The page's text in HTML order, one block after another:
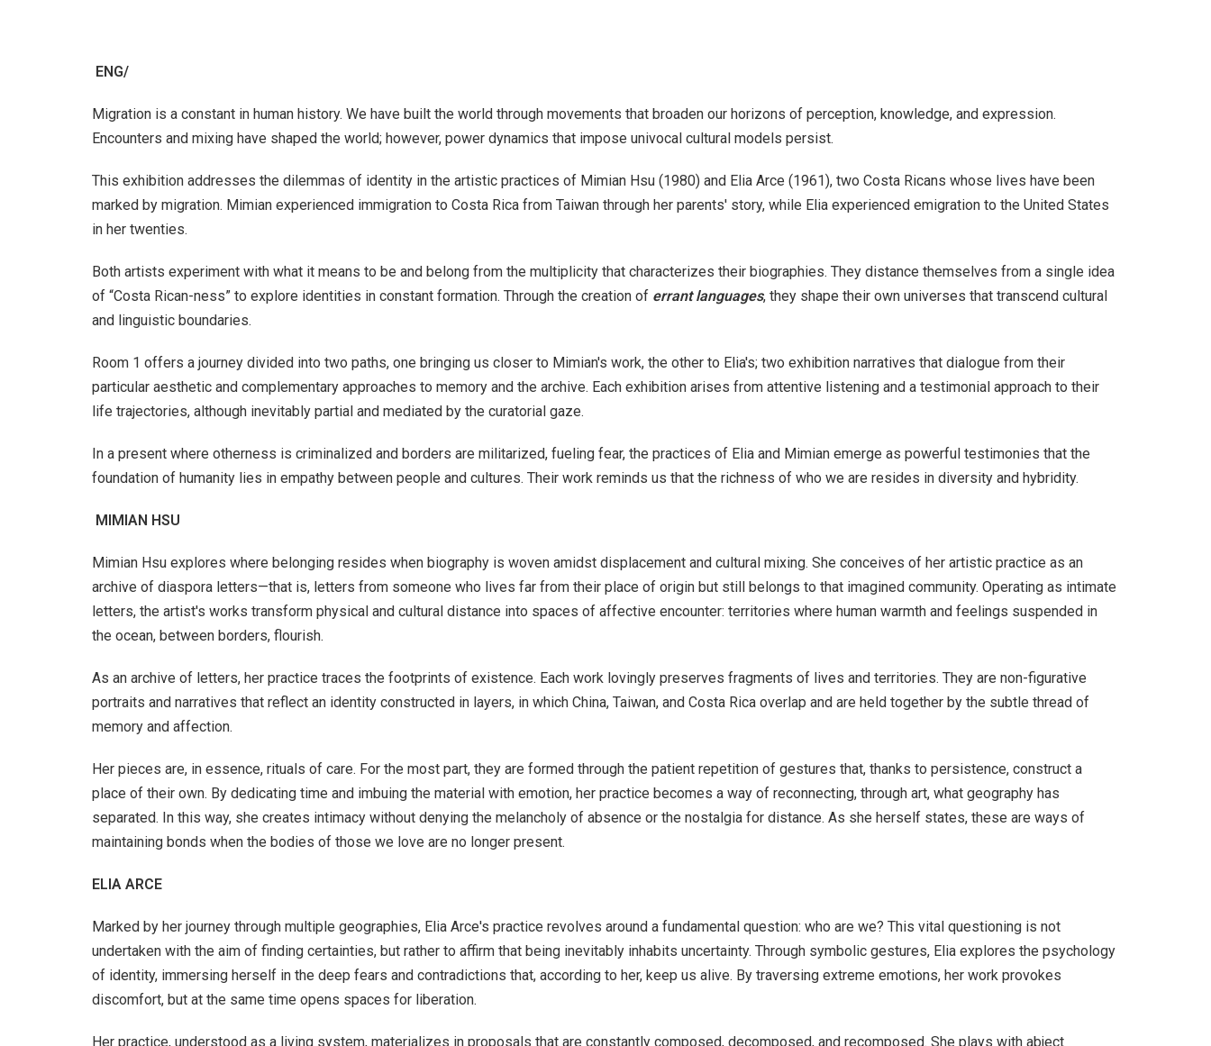
ENG/
Migration is a constant in human history. We have built the world through movements that broaden our horizons of perception, knowledge, and expression.
Encounters and mixing have shaped the world; however, power dynamics that impose univocal cultural models persist.
This exhibition addresses the dilemmas of identity in the artistic practices of Mimian Hsu (1980) and Elia Arce (1961), two Costa Ricans whose lives have been
marked by migration. Mimian experienced immigration to Costa Rica from Taiwan through her parents' story, while Elia experienced emigration to the United States
in her twenties.
Both artists experiment with what it means to be and belong from the multiplicity that characterizes their biographies. They distance themselves from a single idea
of “Costa Rican-ness” to explore identities in constant formation. Through the creation of errant languages, they shape their own universes that transcend cultural
and linguistic boundaries.
Room 1 offers a journey divided into two paths, one bringing us closer to Mimian's work, the other to Elia's; two exhibition narratives that dialogue from their
particular aesthetic and complementary approaches to memory and the archive. Each exhibition arises from attentive listening and a testimonial approach to their
life trajectories, although inevitably partial and mediated by the curatorial gaze.
In a present where otherness is criminalized and borders are militarized, fueling fear, the practices of Elia and Mimian emerge as powerful testimonies that the
foundation of humanity lies in empathy between people and cultures. Their work reminds us that the richness of who we are resides in diversity and hybridity.
MIMIAN HSU
Mimian Hsu explores where belonging resides when biography is woven amidst displacement and cultural mixing. She conceives of her artistic practice as an
archive of diaspora letters—that is, letters from someone who lives far from their place of origin but still belongs to that imagined community. Operating as intimate
letters, the artist's works transform physical and cultural distance into spaces of affective encounter: territories where human warmth and feelings suspended in
the ocean, between borders, flourish.
As an archive of letters, her practice traces the footprints of existence. Each work lovingly preserves fragments of lives and territories. They are non-figurative
portraits and narratives that reflect an identity constructed in layers, in which China, Taiwan, and Costa Rica overlap and are held together by the subtle thread of
memory and affection.
Her pieces are, in essence, rituals of care. For the most part, they are formed through the patient repetition of gestures that, thanks to persistence, construct a
place of their own. By dedicating time and imbuing the material with emotion, her practice becomes a way of reconnecting, through art, what geography has
separated. In this way, she creates intimacy without denying the melancholy of absence or the nostalgia for distance. As she herself states, these are ways of
maintaining bonds when the bodies of those we love are no longer present.
ELIA ARCE
Marked by her journey through multiple geographies, Elia Arce's practice revolves around a fundamental question: who are we? This vital questioning is not
undertaken with the aim of finding certainties, but rather to affirm that being inevitably inhabits uncertainty. Through symbolic gestures, Elia explores the psychology
of identity, immersing herself in the deep fears and contradictions that, according to her, keep us alive. By traversing extreme emotions, her work provokes
discomfort, but at the same time opens spaces for liberation.
Her practice, understood as a living system, materializes in proposals that are constantly composed, decomposed, and recomposed. She plays with abject